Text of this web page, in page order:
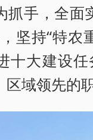
抓手，全面
坚持“特农
十大建设
域领先的